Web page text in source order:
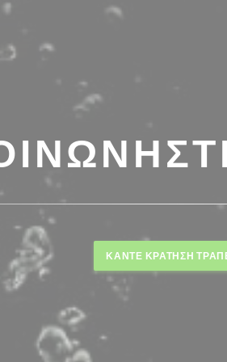
ΚΆΝΤΕ ΚΡΆΤΗΣΗ